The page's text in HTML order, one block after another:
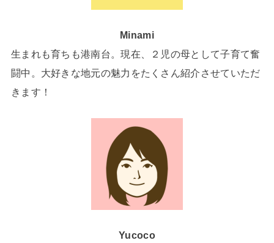
Minami
生まれも育ちも港南台。現在、２児の母として子育て奮
闘中。大好きな地元の魅力をたくさん紹介させていただ
きます！
Yucoco